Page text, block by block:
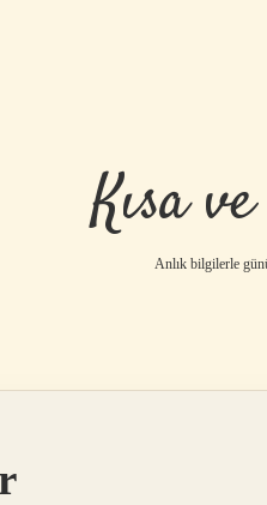
Kısa
Anlık bilgilerle